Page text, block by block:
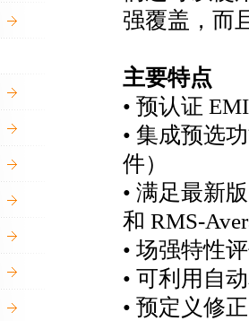
强覆盖，而
主要特点
• 预认证
• 集成预选
件）
• 满足最新
和 RMS-
• 场强特性
• 可利用自
• 预定义修